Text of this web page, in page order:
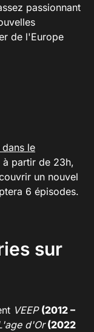
passionnant
de l'Europe
le
à partir de 23h,
un nouvel
6 épisodes.
sur
VEEP (2012 –
d'Or(2022